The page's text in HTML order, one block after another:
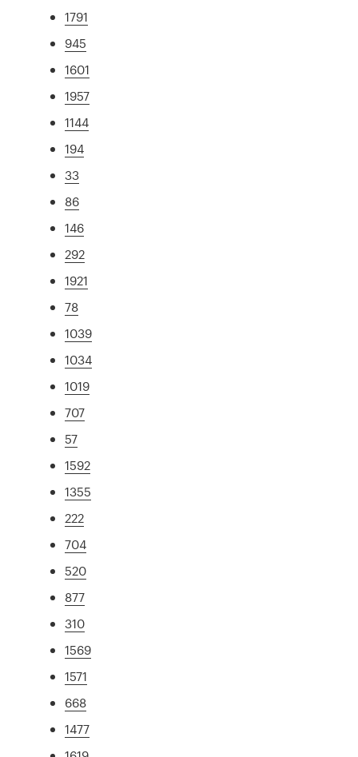
1791
945
1601
1957
1144
194
33
86
146
292
1921
78
1039
1034
1019
707
57
1592
1355
222
704
520
877
310
1569
1571
668
1477